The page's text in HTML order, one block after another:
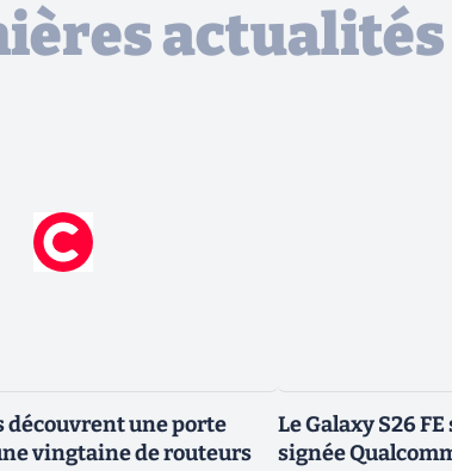
actualités
découvrent une porte
vingtaine de routeurs
Le Galaxy S26
signée